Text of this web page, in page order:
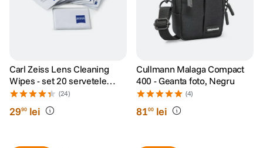
Carl Zeiss Lens Cleaning
Wipes - set 20 servetele
umede
(24)
2990 lei
Cullmann Malaga Compact
400 - Geanta foto, Negru
(4)
8100 lei